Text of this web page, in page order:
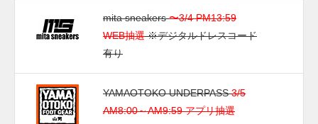
mita sneakers〜3/4 PM13:59
WEB抽選※デジタルドレスコード
有り
YAMAOTOKO UNDERPASS3/5
AM8:00～AM9:59 アプリ抽選